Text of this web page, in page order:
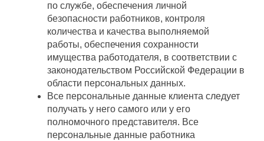
по службе, обеспечения личной
безопасности работников, контроля
количества и качества выполняемой
работы, обеспечения сохранности
имущества работодателя, в соответствии с
законодательством Российской Федерации в
области персональных данных.
Все персональные данные клиента следует
получать у него самого или у его
полномочного представителя. Все
персональные данные работника